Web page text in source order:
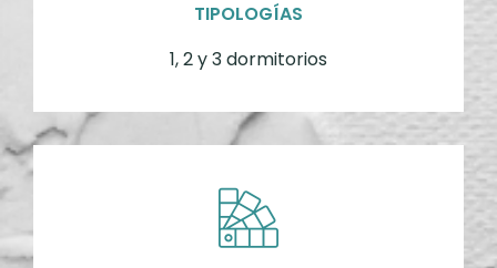
TIPOLOGÍAS
1, 2 y 3 dormitorios